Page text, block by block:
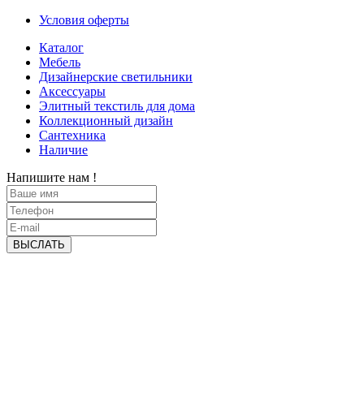
Условия оферты
Каталог
Мебель
Дизайнерские светильники
Аксессуары
Элитный текстиль для дома
Коллекционный дизайн
Сантехника
Наличие
Напишите нам !
ВЫСЛАТЬ